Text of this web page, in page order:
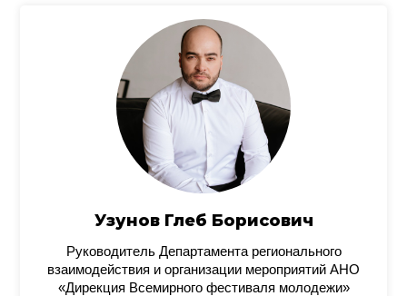
Узунов Глеб Борисович
Руководитель Департамента регионального
взаимодействия и организации мероприятий АНО
«Дирекция Всемирного фестиваля молодежи»